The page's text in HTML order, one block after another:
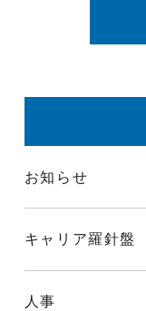
お知らせ
キャリア羅針盤
人事